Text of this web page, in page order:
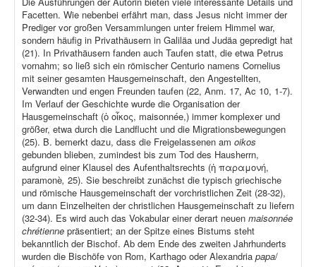
Facetten. Wie nebenbei erfährt man, dass Jesus nicht immer der
Prediger vor großen Versammlungen unter freiem Himmel war,
sondern häufig in Privathäusern in Galiläa und Judäa gepredigt hat
(21). In Privathäusern fanden auch Taufen statt, die etwa Petrus
vornahm; so ließ sich ein römischer Centurio namens Cornelius
mit seiner gesamten Hausgemeinschaft, den Angestellten,
Verwandten und engen Freunden taufen (22, Anm. 17, Ac 10, 1-7).
Im Verlauf der Geschichte wurde die Organisation der
Hausgemeinschaft (ὁ οἶκος, maisonnée,) immer komplexer und
größer, etwa durch die Landflucht und die Migrationsbewegungen
(25). B. bemerkt dazu, dass die Freigelassenen am oikos
gebunden blieben, zumindest bis zum Tod des Hausherrn,
aufgrund einer Klausel des Aufenthaltsrechts (ἡ παραμονή,
paramonè, 25). Sie beschreibt zunächst die typisch griechische
und römische Hausgemeinschaft der vorchristlichen Zeit (28-32),
um dann Einzelheiten der christlichen Hausgemeinschaft zu liefern
(32-34). Es wird auch das Vokabular einer derart neuen maisonnée
chrétienne präsentiert; an der Spitze eines Bistums steht
bekanntlich der Bischof. Ab dem Ende des zweiten Jahrhunderts
wurden die Bischöfe von Rom, Karthago oder Alexandria papa/